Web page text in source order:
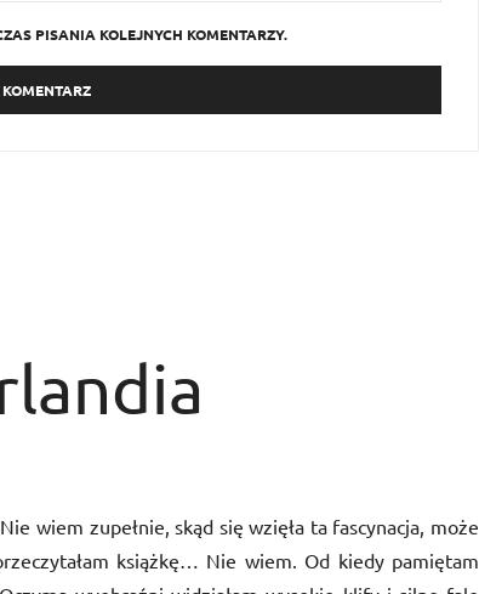
PISANIA KOLEJNYCH KOMENTARZY.
wiem zupełnie, skąd się wzięła ta fascynacja, może
książkę… Nie wiem. Od kiedy pamiętam